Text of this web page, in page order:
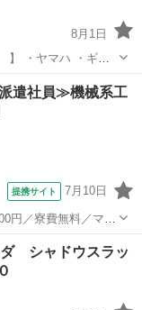
8月1日
遣社員≫機械系工
提携サイト 7月10日
円／寮費無料／マイ
立、検査、梱包、入
シャドウスラッ